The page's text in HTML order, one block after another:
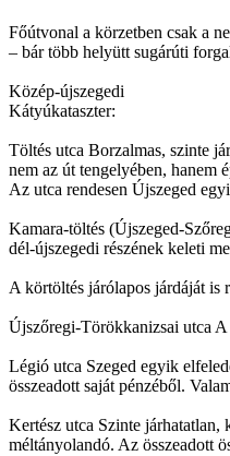
Főútvonal a körzetben csak a
– bár több helyütt sugárúti
Közép-újszegedi
Kátyúkataszter:
Töltés utca Borzalmas, szinte
nem az út tengelyében, hanem
Az utca rendesen Újszeged
Kamara-töltés (Újszeged-
dél-újszegedi részének keleti
A körtöltés járólapos járdáját is
Újszőregi-Törökkanizsai utca
Légió utca Szeged egyik
összeadott saját pénzéből.
Kertész utca Szinte járhatatlan,
méltányolandó. Az összeadott